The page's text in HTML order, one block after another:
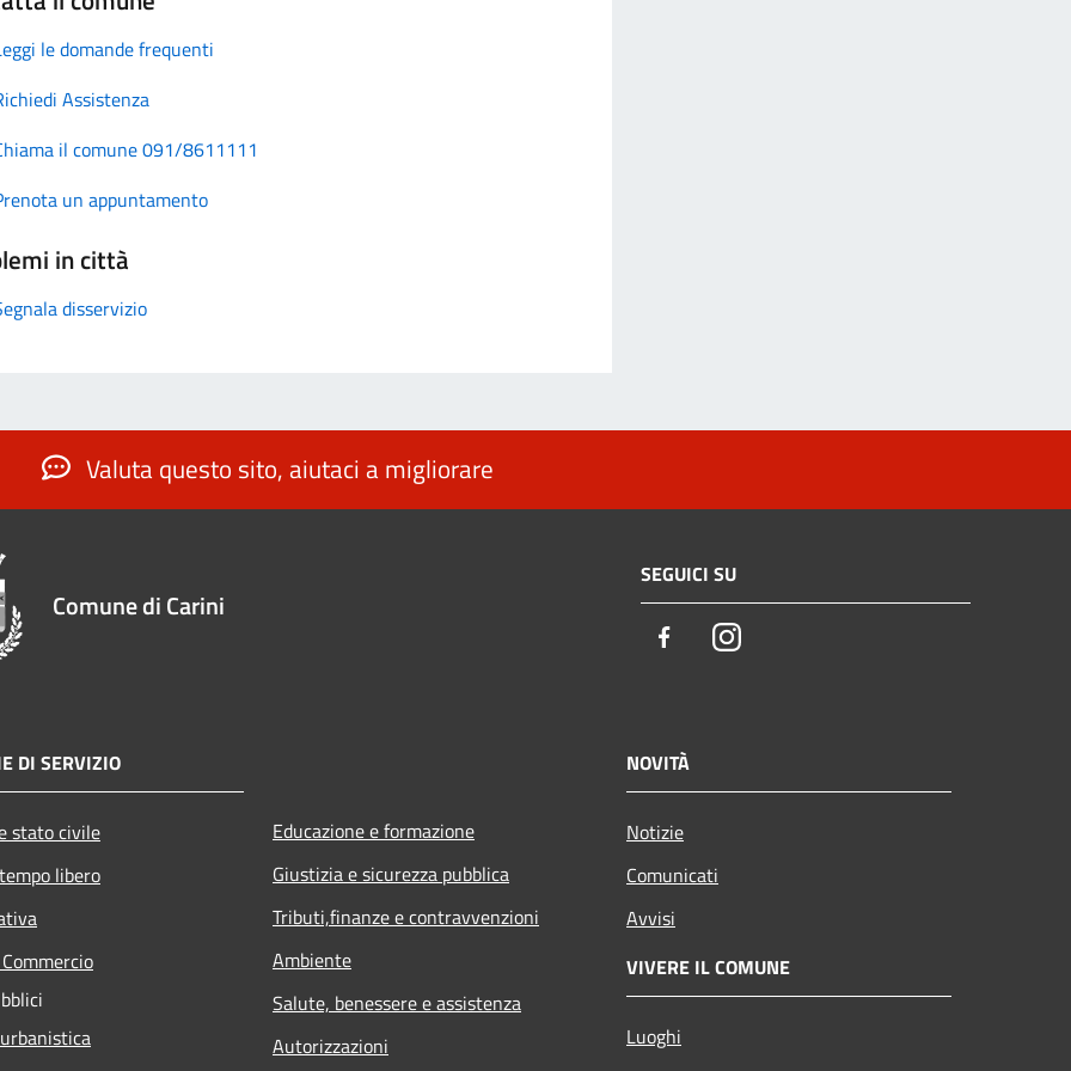
le domande frequenti
Assistenza
il comune 091/8611111
un appuntamento
in città
disservizio
Valuta questo sito, aiutaci a migliorare
Comune di Carini
SEGUICI SU
FacebookInstagram
DI SERVIZIO
stato civile
libero
Educazione e formazione
Giustizia e sicurezza pubblica
Tributi,finanze e contravvenzioni
Ambiente
Salute, benessere e assistenza
Autorizzazioni
NOVITÀ
Notizie
Comunicati
Avvisi
VIVERE IL COMUNE
Luoghi